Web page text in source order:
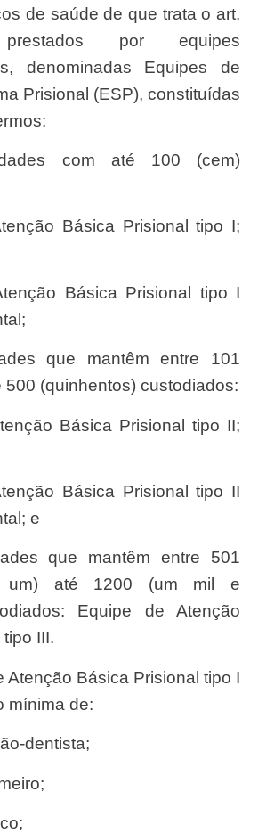
por equipes
denominadas Equipes de
Prisional (ESP), constituídas
500 (quinhentos) custodiados:
e
um) até 1200 (um mil e
Equipe de Atenção
III.
Atenção Básica Prisional tipo I
mínima de:
dentista;